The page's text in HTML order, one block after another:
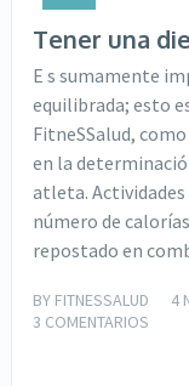
Tener una
E s sumamente
equilibrada; esto
FitneSSalud,
en la
atleta.
número de
repostado en
BY FITNESSALUD 4
3 COMENTARIOS